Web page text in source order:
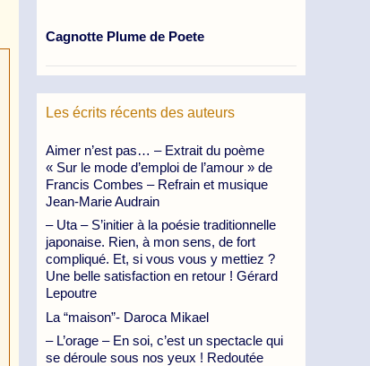
Cagnotte Plume de Poete
Les écrits récents des auteurs
Aimer n’est pas… – Extrait du poème
« Sur le mode d’emploi de l’amour » de
Francis Combes – Refrain et musique
Jean-Marie Audrain
– Uta – S’initier à la poésie traditionnelle
japonaise. Rien, à mon sens, de fort
compliqué. Et, si vous vous y mettiez ?
Une belle satisfaction en retour ! Gérard
Lepoutre
La “maison”- Daroca Mikael
– L’orage – En soi, c’est un spectacle qui
se déroule sous nos yeux ! Redoutée